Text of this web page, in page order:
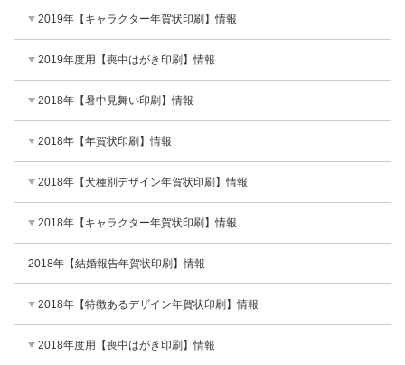
2019年【キャラクター年賀状印刷】情報
2019年度用【喪中はがき印刷】情報
2018年【暑中見舞い印刷】情報
2018年【年賀状印刷】情報
2018年【犬種別デザイン年賀状印刷】情報
2018年【キャラクター年賀状印刷】情報
2018年【結婚報告年賀状印刷】情報
2018年【特徴あるデザイン年賀状印刷】情報
2018年度用【喪中はがき印刷】情報